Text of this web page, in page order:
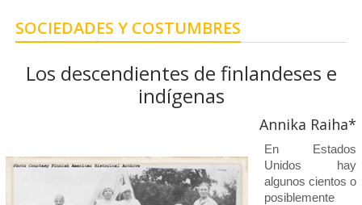
SOCIEDADES Y COSTUMBRES
Los descendientes de finlandeses e
indígenas
Annika Raiha*
En Estados
Unidos hay
algunos cientos o
posiblemente